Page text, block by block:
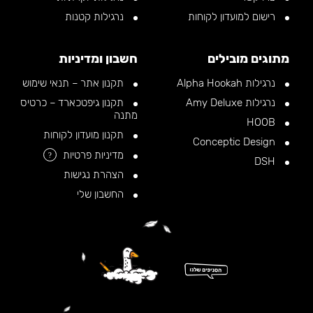
רישום למועדון לקוחות
נרגילות קטנות
מתוגים מובילים
נרגילות Alpha Hookah
נרגילות Amy Deluxe
חשבון ומדיניות
תקנון אתר – תנאי שימוש
תקנון גיפטכארד – כרטיס
מתנה
תקנון מועדון לקוחות
מדיניות פרטיות
?
הצהרת נגישות
החשבון שלי